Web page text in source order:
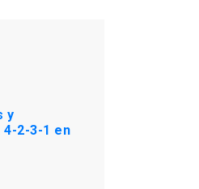
y
2-3-1 en